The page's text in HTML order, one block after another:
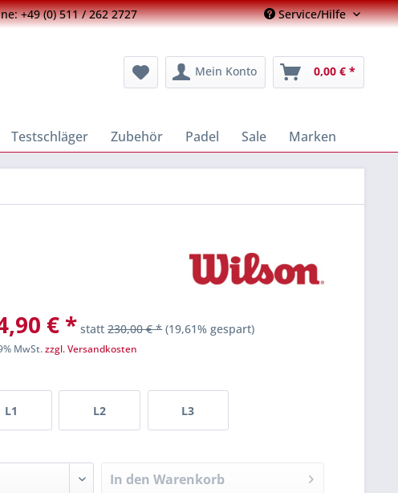
+49 (0) 511 / 262 2727 Service/Hilfe
Mein Konto 0,00 € *
Testschläger Zubehör Padel Sale Marken
€ * statt230,00 € * (19,61% gespart)
MwSt.zzgl. Versandkosten
L1 L2 L3
In den Warenkorb